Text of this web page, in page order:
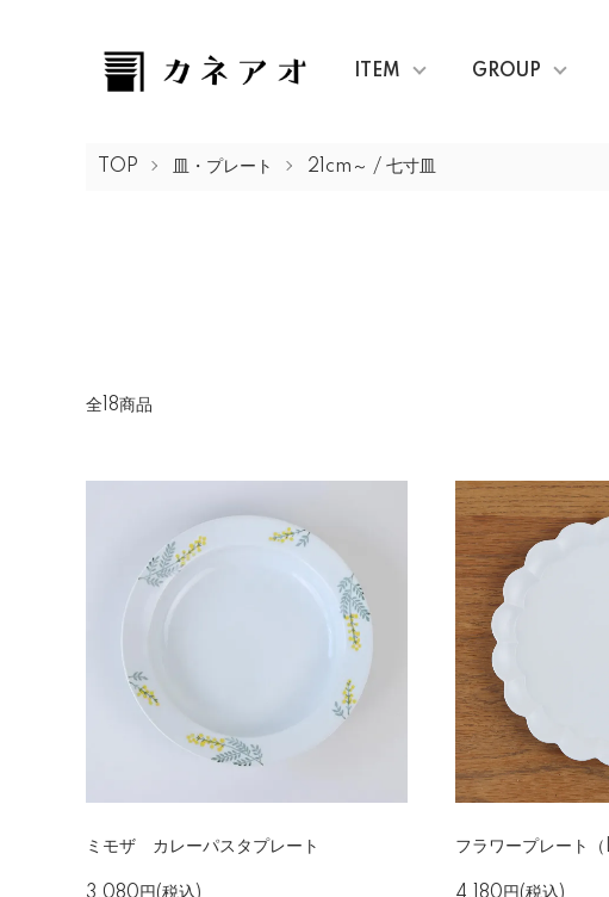
ITEM GROUP
TOP 皿・プレート 21cm～ / 七寸皿
全18商品
ミモザ カレーパスタプレート フラワープレート